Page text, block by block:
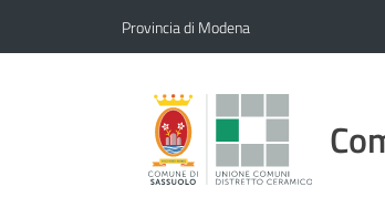
Provincia di Modena